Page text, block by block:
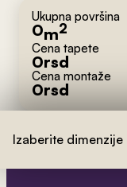
Ukupna površina
0m2
Cena tapete
0rsd
Cena montaže
0rsd
Izaberite